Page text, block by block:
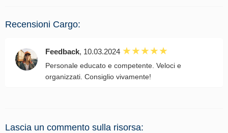
Recensioni Cargo:
Feedback, 10.03.2024
Personale educato e competente. Veloci e
organizzati. Consiglio vivamente!
Lascia un commento sulla risorsa: